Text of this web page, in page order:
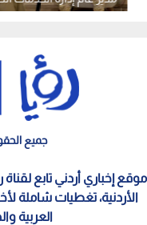
جميع
موقع إخباري أردني تابع لقناة
الأردنية، تغطيات شاملة
العربية